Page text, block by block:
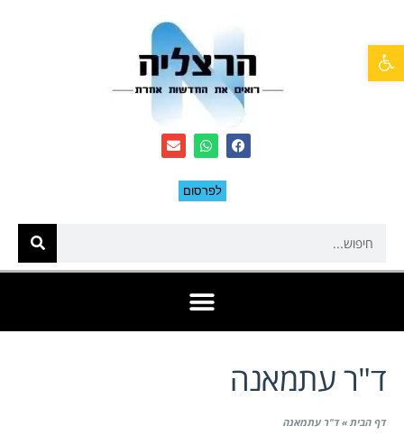
לפרסום
ד"ר עתמאנה
דף הבית»ד"ר עתמאנה
פתח סרגל נגישות